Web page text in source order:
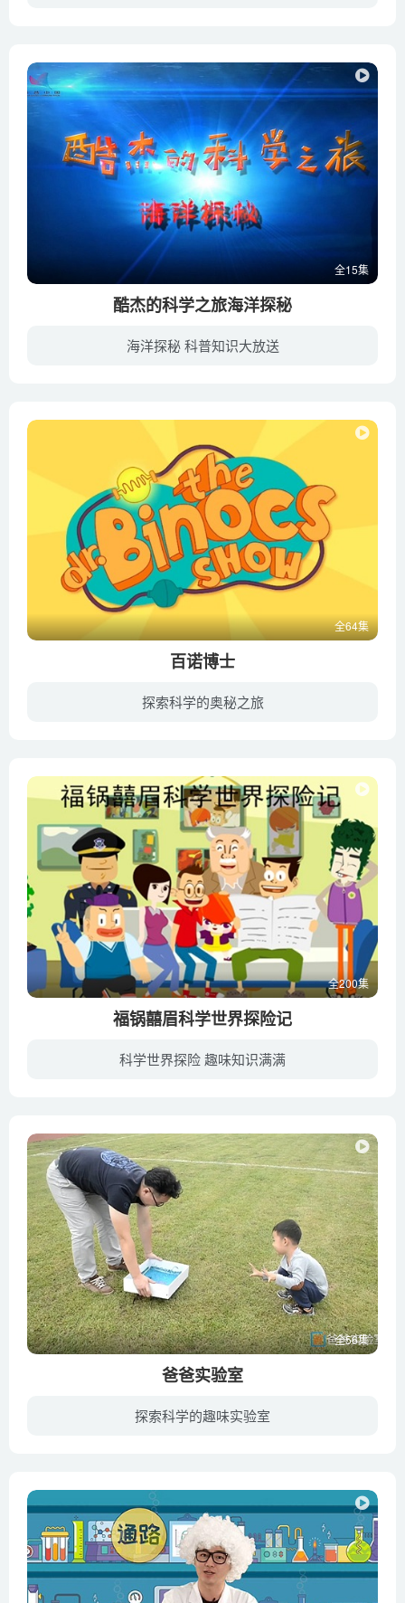
全15集
酷杰的科学之旅海洋探秘
海洋探秘 科普知识大放送
全64集
百诺博士
探索科学的奥秘之旅
全200集
福锅囍眉科学世界探险记
科学世界探险 趣味知识满满
全56集
爸爸实验室
探索科学的趣味实验室